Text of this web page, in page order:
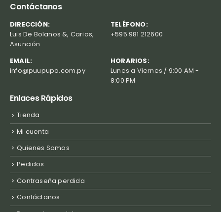
Contáctanos
DIRECCIÓN:
Luis De Bolanos &, Carios,
Asunción
TELÉFONO:
+595 981 212600
EMAIL:
info@puupupa.com.py
HORARIOS:
Lunes a Viernes / 9:00 AM -
8:00 PM
Enlaces Rápidos
Tienda
Mi cuenta
Quienes Somos
Pedidos
Contraseña perdida
Contáctanos